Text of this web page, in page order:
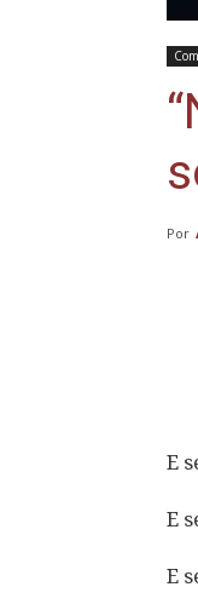
Por
E
E
E